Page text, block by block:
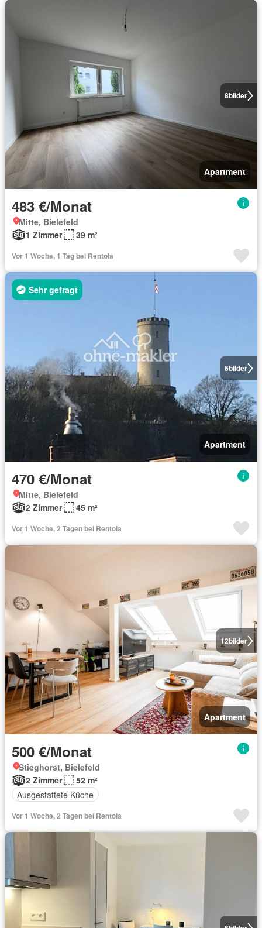
8bilder
Apartment
483 €/Monat
Mitte, Bielefeld
1 Zimmer
39 m²
Vor 1 Woche, 1 Tag bei Rentola
6bilder
Sehr gefragt
Apartment
470 €/Monat
Mitte, Bielefeld
2 Zimmer
45 m²
Vor 1 Woche, 2 Tagen bei Rentola
12bilder
Apartment
500 €/Monat
Stieghorst, Bielefeld
2 Zimmer
52 m²
Ausgestattete Küche
Vor 1 Woche, 2 Tagen bei Rentola